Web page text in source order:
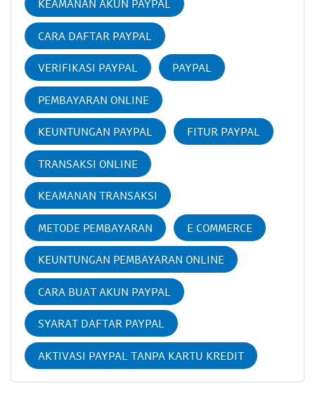
KEAMANAN AKUN PAYPAL
CARA DAFTAR PAYPAL
VERIFIKASI PAYPAL PAYPAL
PEMBAYARAN ONLINE
KEUNTUNGAN PAYPAL FITUR PAYPAL
TRANSAKSI ONLINE
KEAMANAN TRANSAKSI
METODE PEMBAYARAN E COMMERCE
KEUNTUNGAN PEMBAYARAN ONLINE
CARA BUAT AKUN PAYPAL
SYARAT DAFTAR PAYPAL
AKTIVASI PAYPAL TANPA KARTU KREDIT